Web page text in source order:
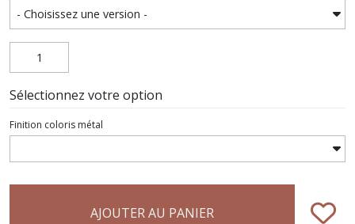
Sélectionnez votre option
Finition coloris métal
AJOUTER AU PANIER